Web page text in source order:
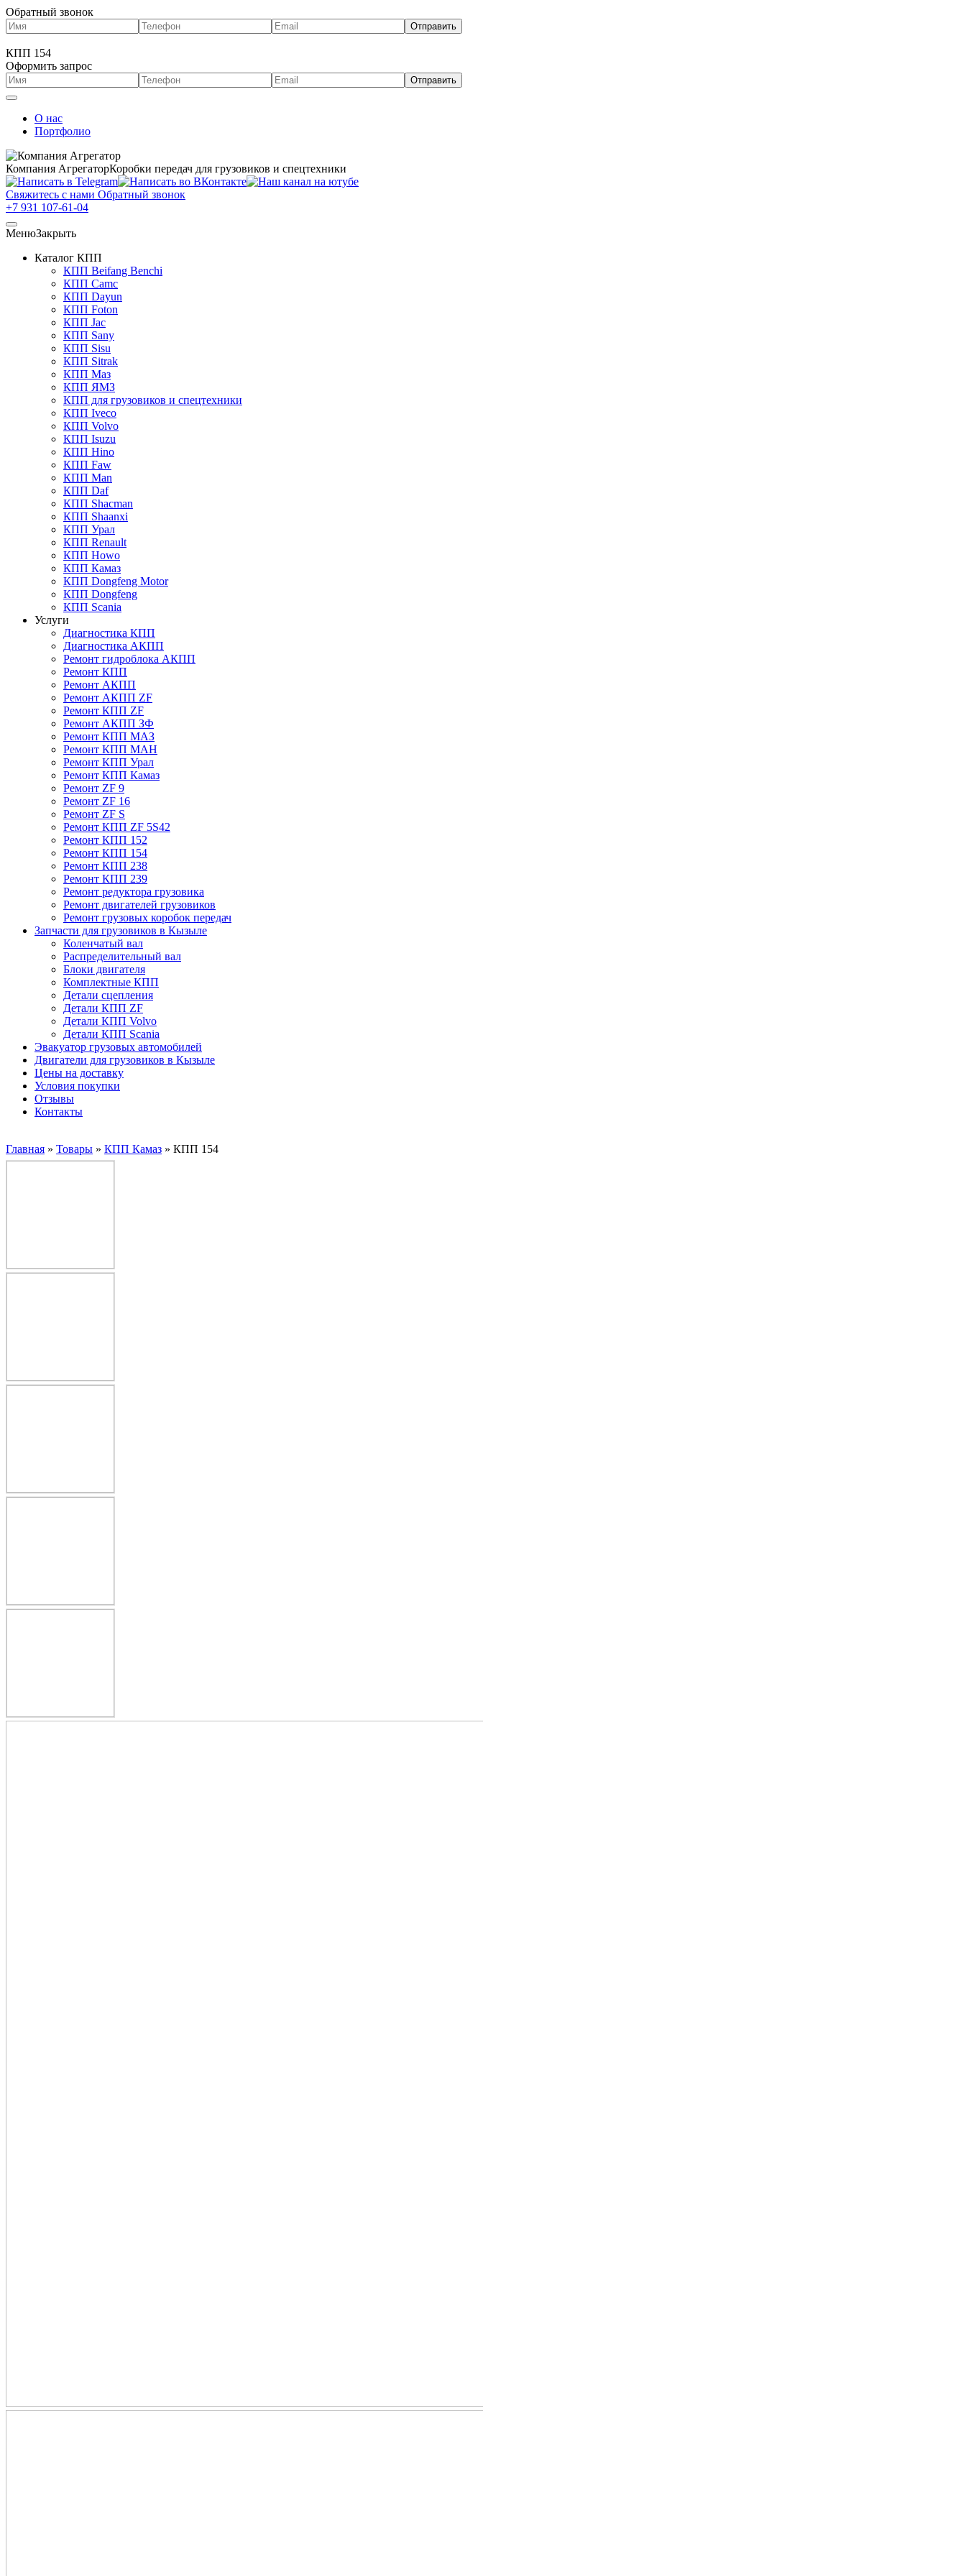
Обратный звонок
КПП 154
Оформить запрос
О нас
Портфолио
Компания АгрегаторКоробки передач для грузовиков и спецтехники
Свяжитесь с нами Обратный звонок
+7 931 107-61-04
МенюЗакрыть
Каталог КПП
КПП Beifang Benchi
КПП Camc
КПП Dayun
КПП Foton
КПП Jac
КПП Sany
КПП Sisu
КПП Sitrak
КПП Маз
КПП ЯМЗ
КПП для грузовиков и спецтехники
КПП Iveco
КПП Volvo
КПП Isuzu
КПП Hino
КПП Faw
КПП Man
КПП Daf
КПП Shacman
КПП Shaanxi
КПП Урал
КПП Renault
КПП Howo
КПП Камаз
КПП Dongfeng Motor
КПП Dongfeng
КПП Scania
Услуги
Диагностика КПП
Диагностика АКПП
Ремонт гидроблока АКПП
Ремонт КПП
Ремонт АКПП
Ремонт АКПП ZF
Ремонт КПП ZF
Ремонт АКПП ЗФ
Ремонт КПП МАЗ
Ремонт КПП МАН
Ремонт КПП Урал
Ремонт КПП Камаз
Ремонт ZF 9
Ремонт ZF 16
Ремонт ZF S
Ремонт КПП ZF 5S42
Ремонт КПП 152
Ремонт КПП 154
Ремонт КПП 238
Ремонт КПП 239
Ремонт редуктора грузовика
Ремонт двигателей грузовиков
Ремонт грузовых коробок передач
Запчасти для грузовиков в Кызыле
Коленчатый вал
Распределительный вал
Блоки двигателя
Комплектные КПП
Детали сцепления
Детали КПП ZF
Детали КПП Volvo
Детали КПП Scania
Эвакуатор грузовых автомобилей
Двигатели для грузовиков в Кызыле
Цены на доставку
Условия покупки
Отзывы
Контакты
Главная » Товары » КПП Камаз » КПП 154